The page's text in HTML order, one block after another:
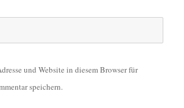
und Website in diesem Browser für
speichern.